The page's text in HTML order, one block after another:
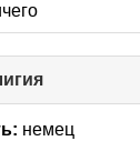
to
collapse
немец